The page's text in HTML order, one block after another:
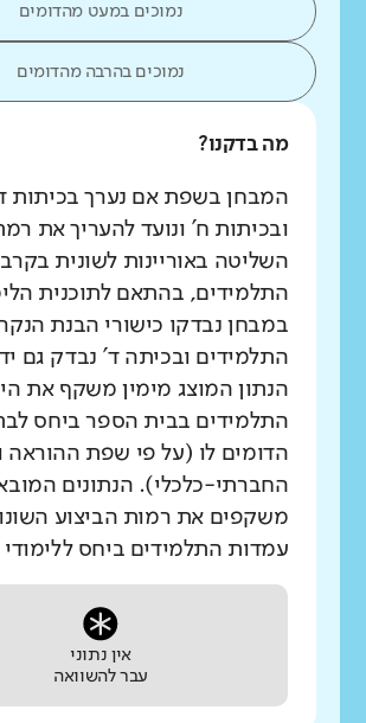
נמוכים במעט מהדומים
נמוכים בהרבה מהדומים
מה בדקנו?
המבחן בשפת אם נערך בכיתות
ובכיתות ח' ונועד להעריך את
השליטה באוריינות לשונית בקרב
התלמידים, בהתאם לתוכנית
במבחן נבדקו כישורי הבנת
התלמידים ובכיתה ד' נבדק גם
הנתון המוצג מימין משקף את
התלמידים בבית הספר ביחס
הדומים לו (על פי שפת ההוראה
החברתי-כלכלי). הנתונים
משקפים את רמות הביצוע
עמדות התלמידים ביחס
אין נתוני
עבר להשוואה